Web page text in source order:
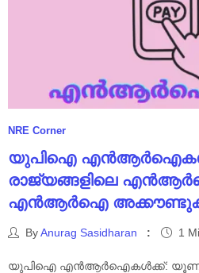
NRE Corner
യുപിഐ
രാജ്യങ്ങളിലെ
എൻആർഐ അക്കൗണ്ടുകൾ
ByAnurag Sasidharan 1
യുപിഐ എൻആർഐകൾക്ക്: